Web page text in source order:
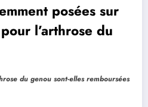
posées sur
l’arthrose du
du genou sont-elles remboursées